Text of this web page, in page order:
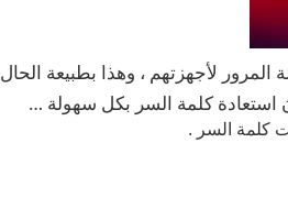
لأجهزتهم ، وهذا بطبيعة الحال
استعادة كلمة السر بكل سهولة …
كلمة السر .